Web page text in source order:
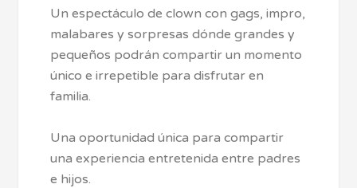
Un espectáculo de clown con gags, impro,
malabares y sorpresas dónde grandes y
pequeños podrán compartir un momento
único e irrepetible para disfrutar en
familia.
Una oportunidad única para compartir
una experiencia entretenida entre padres
e hijos.